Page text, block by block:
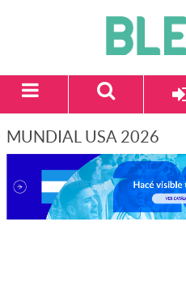
MUNDIAL USA 2026